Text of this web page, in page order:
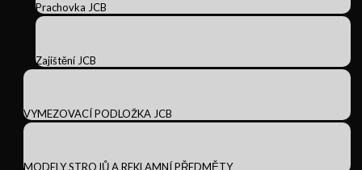
Prachovka JCB
Zajištění JCB
VYMEZOVACÍ PODLOŽKA JCB
MODELY STROJŮ A REKLAMNÍ PŘEDMĚTY